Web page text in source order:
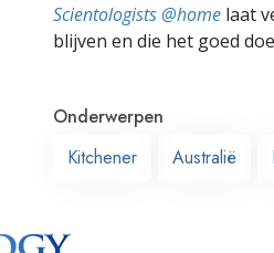
Scientologists @home laat
blijven en die het goed
Onderwerpen
Kitchener
Australië